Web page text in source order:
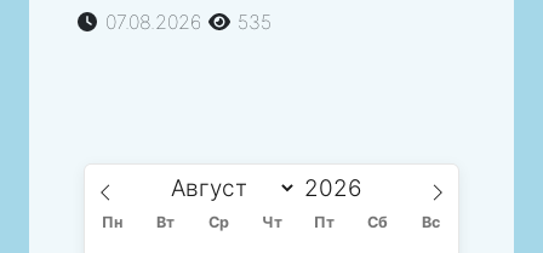
07.08.2026
535
Пн Вт Ср Чт Пт Сб Вс